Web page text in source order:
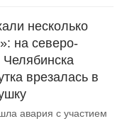
несколько
на северо-
Челябинска
врезалась в
авария с участием